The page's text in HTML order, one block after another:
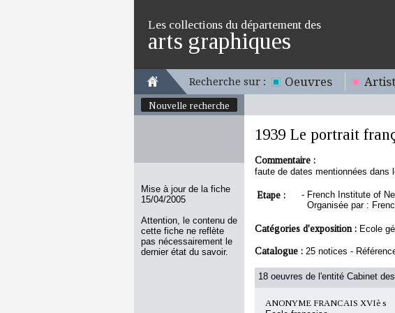
Les collections du département des
arts graphiques
Recherche sur : Oeuvres
Nouvelle recherche
Mise à jour de la fiche
15/04/2005
Attention, le contenu de
cette fiche ne reflète
pas nécessairement le
dernier état du savoir.
1939 Le portrait
Commentaire :
faute de dates mentionnées dans
Etape : - French Institute of
Organisée par :
Catégories d'exposition : Ecole
Catalogue : 25 notices -
18 oeuvres de l'entité Cabinet
ANONYME FRANCAIS XVIè s